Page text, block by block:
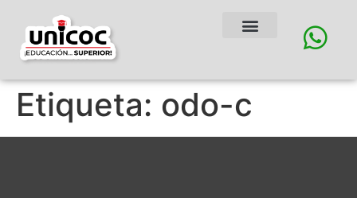
Etiqueta: odo-c